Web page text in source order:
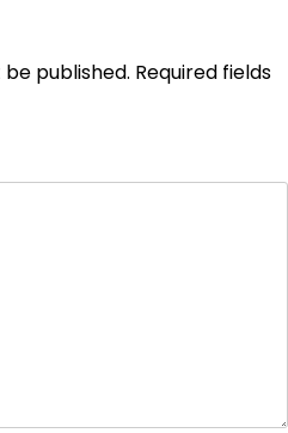
published. Required fields